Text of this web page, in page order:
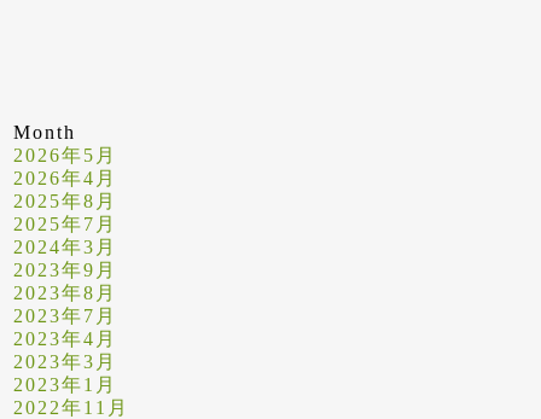
Month
2026年5月
2026年4月
2025年8月
2025年7月
2024年3月
2023年9月
2023年8月
2023年7月
2023年4月
2023年3月
2023年1月
2022年11月